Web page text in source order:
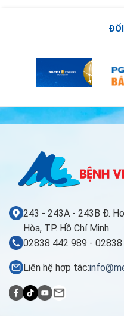
243 - 243A - 243B Đ.
Hòa, TP. Hồ Chí Minh
02838 442 989 -
Liên hệ hợp tác: